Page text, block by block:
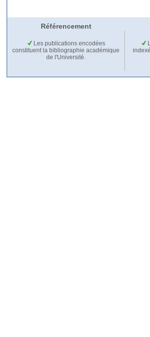
Référencement
Les publications encodées
constituent la bibliographie académique
de l'Université.